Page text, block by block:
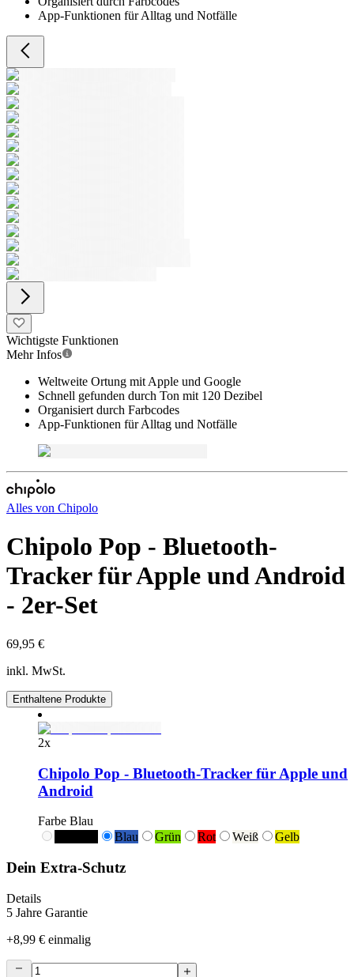
App-Funktionen für Alltag und Notfälle
Wichtigste Funktionen
Mehr Infos
Weltweite Ortung mit Apple und Google
Schnell gefunden durch Ton mit 120 Dezibel
Organisiert durch Farbcodes
App-Funktionen für Alltag und Notfälle
Alles von Chipolo
Chipolo Pop - Bluetooth-
Tracker für Apple und Android
- 2er-Set
69,95 €
inkl. MwSt.
Enthaltene Produkte
2x
Chipolo Pop - Bluetooth-Tracker für Apple und
Android
Farbe Blau
Blau Grün Rot Weiß Gelb
Dein Extra-Schutz
Details
5 Jahre Garantie
+8,99 € einmalig